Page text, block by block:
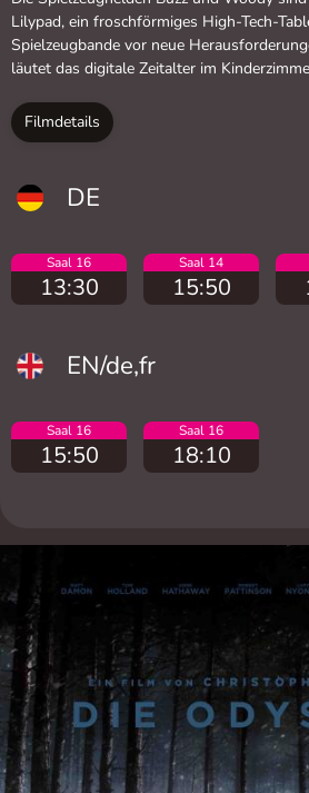
Lilypad, ein froschförmiges High-Tech-
Spielzeugbande vor neue
läutet das digitale Zeitalter im
Filmdetails
DE
Saal 16
13:30
Saal 14
15:50
EN/de,fr
Saal 16
15:50
Saal 16
18:10